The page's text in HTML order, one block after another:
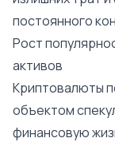
постоянного
Рост
активов
Криптовалюты
объектом
финансовую